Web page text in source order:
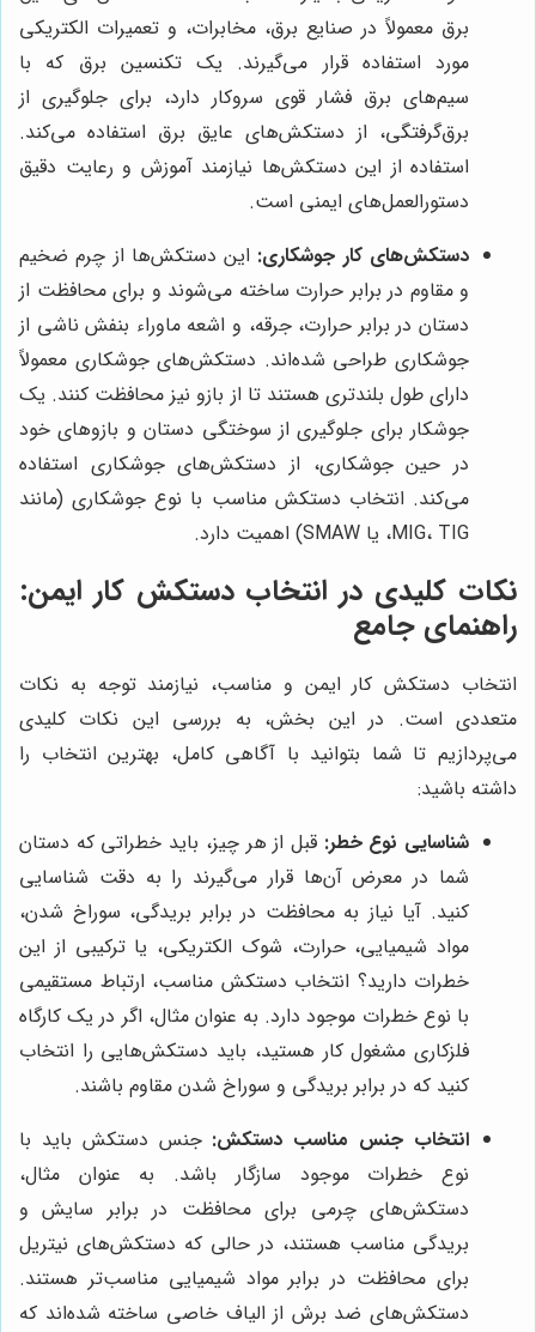
برق معمولاً در صنایع برق، مخابرات، و تعمیرات الکتریکی
مورد استفاده قرار می‌گیرند. یک تکنسین برق که با
سیم‌های برق فشار قوی سروکار دارد، برای جلوگیری از
برق‌گرفتگی، از دستکش‌های عایق برق استفاده می‌کند.
استفاده از این دستکش‌ها نیازمند آموزش و رعایت دقیق
دستورالعمل‌های ایمنی است.
دستکش‌های کار جوشکاری: این دستکش‌ها از چرم ضخیم
و مقاوم در برابر حرارت ساخته می‌شوند و برای محافظت از
دستان در برابر حرارت، جرقه، و اشعه ماوراء بنفش ناشی از
جوشکاری طراحی شده‌اند. دستکش‌های جوشکاری معمولاً
دارای طول بلندتری هستند تا از بازو نیز محافظت کنند. یک
جوشکار برای جلوگیری از سوختگی دستان و بازوهای خود
در حین جوشکاری، از دستکش‌های جوشکاری استفاده
می‌کند. انتخاب دستکش مناسب با نوع جوشکاری (مانند
MIG، TIG، یا SMAW) اهمیت دارد.
نکات کلیدی در انتخاب دستکش کار ایمن:
راهنمای جامع
انتخاب دستکش کار ایمن و مناسب، نیازمند توجه به نکات
متعددی است. در این بخش، به بررسی این نکات کلیدی
می‌پردازیم تا شما بتوانید با آگاهی کامل، بهترین انتخاب را
داشته باشید:
شناسایی نوع خطر: قبل از هر چیز، باید خطراتی که دستان
شما در معرض آن‌ها قرار می‌گیرند را به دقت شناسایی
کنید. آیا نیاز به محافظت در برابر بریدگی، سوراخ شدن،
مواد شیمیایی، حرارت، شوک الکتریکی، یا ترکیبی از این
خطرات دارید؟ انتخاب دستکش مناسب، ارتباط مستقیمی
با نوع خطرات موجود دارد. به عنوان مثال، اگر در یک کارگاه
فلزکاری مشغول کار هستید، باید دستکش‌هایی را انتخاب
کنید که در برابر بریدگی و سوراخ شدن مقاوم باشند.
انتخاب جنس مناسب دستکش: جنس دستکش باید با
نوع خطرات موجود سازگار باشد. به عنوان مثال،
دستکش‌های چرمی برای محافظت در برابر سایش و
بریدگی مناسب هستند، در حالی که دستکش‌های نیتریل
برای محافظت در برابر مواد شیمیایی مناسب‌تر هستند.
دستکش‌های ضد برش از الیاف خاصی ساخته شده‌اند که